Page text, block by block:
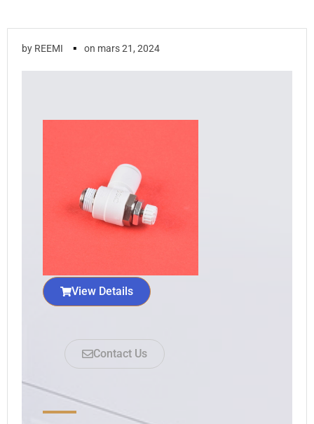
by REEMI ▪ on mars 21, 2024
View Details
Contact Us